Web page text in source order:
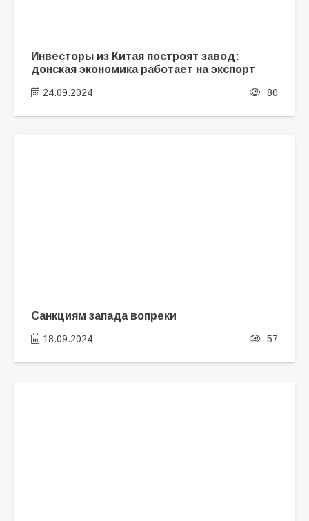
Инвесторы из Китая построят завод:
донская экономика работает на экспорт
24.09.2024 80
Санкциям запада вопреки
18.09.2024 57